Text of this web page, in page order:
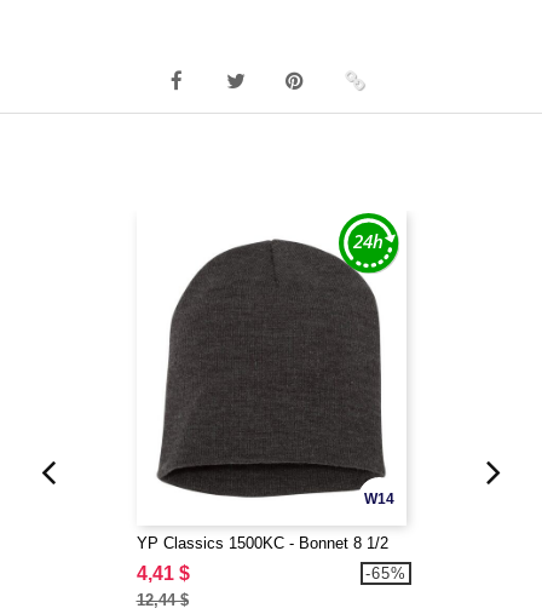
W14
YP Classics 1500KC - Bonnet 8 1/2
4,41 $
12,44 $
-65%